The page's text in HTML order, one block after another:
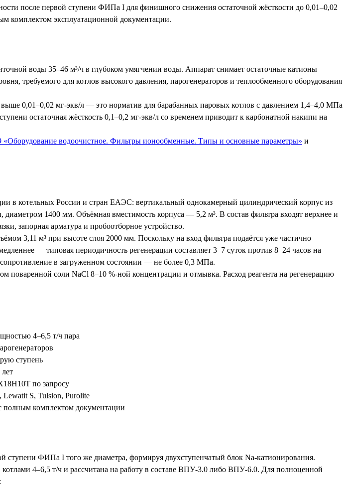
после первой ступени ФИПа I для финишного снижения остаточной жёсткости до 0,01–0,02
комплектом эксплуатационной документации.
воды 35–46 м³/ч в глубоком умягчении воды. Аппарат снимает остаточные катионы
требуемого для котлов высокого давления, парогенераторов и теплообменного оборудования
0,01–0,02 мг-экв/л — это норматив для барабанных паровых котлов с давлением 1,4–4,0 МПа
остаточная жёсткость 0,1–0,2 мг-экв/л со временем приводит к карбонатной накипи на
водоочистное. Фильтры ионообменные. Типы и основные параметры» и
в котельных России и стран ЕАЭС: вертикальный однокамерный цилиндрический корпус из
1400 мм. Объёмная вместимость корпуса — 5,2 м³. В состав фильтра входят верхнее и
запорная арматура и пробоотборное устройство.
3,11 м³ при высоте слоя 2000 мм. Поскольку на вход фильтра подаётся уже частично
— типовая периодичность регенерации составляет 3–7 суток против 8–24 часов на
в загруженном состоянии — не более 0,3 МПа.
поваренной соли NaCl 8–10 %-ной концентрации и отмывка. Расход реагента на регенерацию
4–6,5 т/ч пара
ступень
по запросу
S, Tulsion, Purolite
полным комплектом документации
ступени ФИПа I того же диаметра, формируя двухступенчатый блок Na-катионирования.
4–6,5 т/ч и рассчитана на работу в составе ВПУ-3.0 либо ВПУ-6.0. Для полноценной